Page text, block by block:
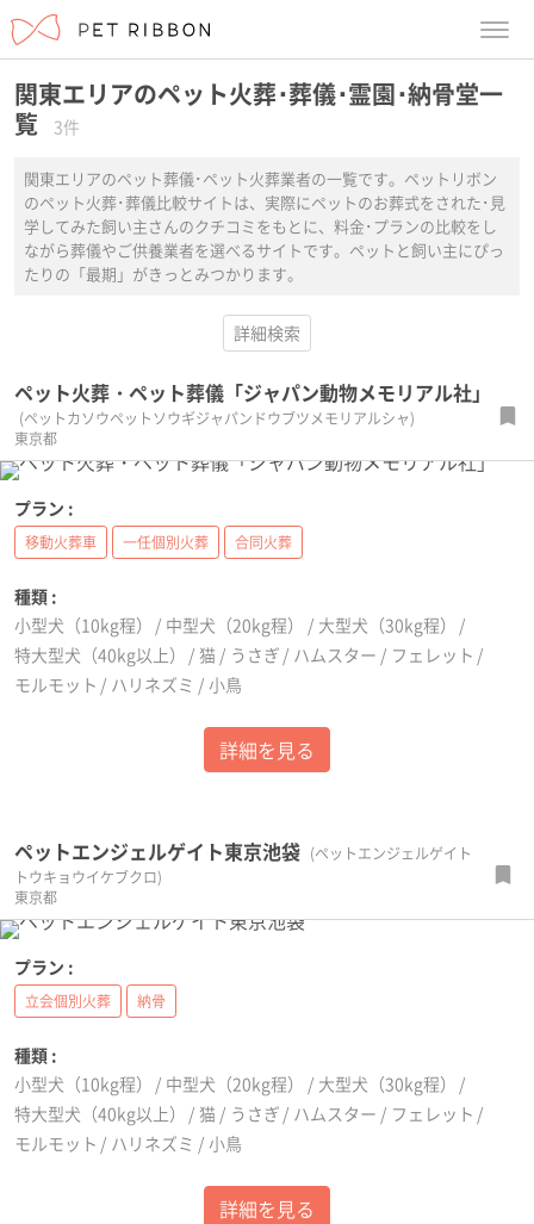
関東エリアのペット火葬･葬儀･霊園･納骨堂一
覧
3件
関東エリアのペット葬儀･ペット火葬業者の一覧です。ペットリボン
のペット火葬･葬儀比較サイトは、実際にペットのお葬式をされた･見
学してみた飼い主さんのクチコミをもとに、料金･プランの比較をし
ながら葬儀やご供養業者を選べるサイトです。ペットと飼い主にぴっ
たりの「最期」がきっとみつかります。
詳細検索
ペット火葬・ペット葬儀「ジャパン動物メモリアル社」
(ペットカソウペットソウギジャパンドウブツメモリアルシャ)
東京都
プラン :
移動火葬車 一任個別火葬 合同火葬
種類 :
小型犬（10kg程）
中型犬（20kg程）
大型犬（30kg程）
特大型犬（40kg以上）
猫 うさぎ ハムスター
フェレット
モルモット
ハリネズミ 小鳥
詳細を見る
ペットエンジェルゲイト東京池袋 (ペットエンジェルゲイト
トウキョウイケブクロ)
東京都
プラン :
立会個別火葬 納骨
種類 :
小型犬（10kg程）
中型犬（20kg程）
大型犬（30kg程）
特大型犬（40kg以上）
猫 うさぎ ハムスター
フェレット
モルモット
ハリネズミ 小鳥
詳細を見る